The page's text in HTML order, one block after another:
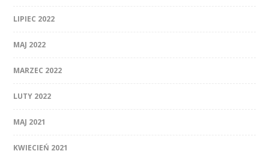
LIPIEC 2022
MAJ 2022
MARZEC 2022
LUTY 2022
MAJ 2021
KWIECIEŃ 2021